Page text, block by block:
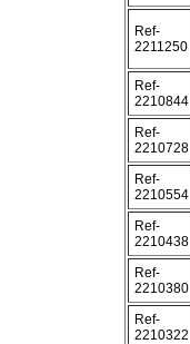
Ref-
2211250
Ref-
2210844
Ref-
2210728
Ref-
2210554
Ref-
2210438
Ref-
2210380
Ref-
2210322